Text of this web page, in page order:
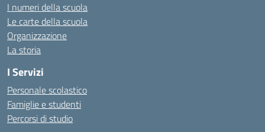
I numeri della scuola
Le carte della scuola
Organizzazione
La storia
I Servizi
Personale scolastico
Famiglie e studenti
Percorsi di studio